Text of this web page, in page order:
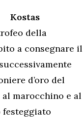
Kostas
della
a consegnare il
d’oro del
al marocchino e al
festeggiato